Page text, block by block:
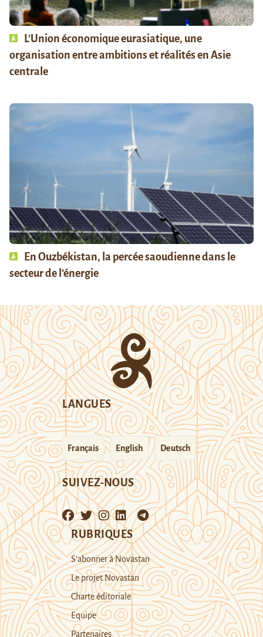
L’Union économique eurasiatique, une
organisation entre ambitions et réalités en Asie
centrale
En Ouzbékistan, la percée saoudienne dans le
secteur de l’énergie
LANGUES
Français English Deutsch
SUIVEZ-NOUS
RUBRIQUES
S’abonner à Novastan
Le projet Novastan
Charte éditoriale
Equipe
Partenaires